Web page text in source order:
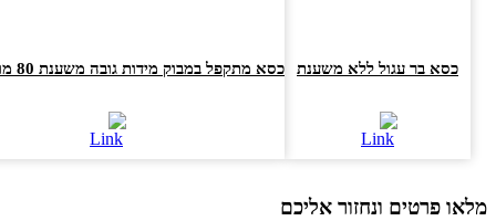
כסא בר עגול ללא משענת כסא מתקפל במבוק מידות גובה משענת 80 מושב 47×47
פרטים ונחזור אליכם